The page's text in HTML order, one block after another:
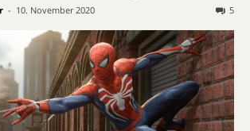
- 10. November 2020 5